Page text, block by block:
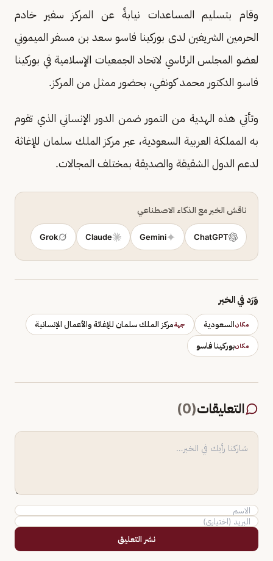
وقام بتسليم المساعدات نيابةً عن المركز سفير خادم
الحرمين الشريفين لدى بوركينا فاسو سعد بن مسفر الميموني
لعضو المجلس الرئاسي لاتحاد الجمعيات الإسلامية في بوركينا
فاسو الدكتور محمد كونفي، بحضور ممثل من المركز.
وتأتي هذه الهدية من التمور ضمن الدور الإنساني الذي تقوم
به المملكة العربية السعودية، عبر مركز الملك سلمان للإغاثة
لدعم الدول الشقيقة والصديقة بمختلف المجالات.
ناقش الخبر مع الذكاء الاصطناعي
ChatGPT
Gemini
Claude
Grok
وَرَد في الخبر
مكانالسعودية جهةمركز الملك سلمان للإغاثة والأعمال الإنسانية
مكانبوركينا فاسو
التعليقات(
0
)
نشر التعليق